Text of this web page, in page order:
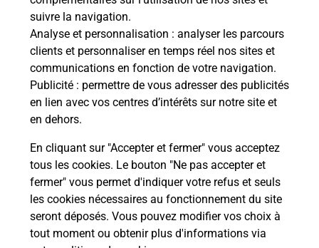
suivre la navigation.
Analyse et personnalisation : analyser les parcours
clients et personnaliser en temps réel nos sites et
communications en fonction de votre navigation.
Publicité : permettre de vous adresser des publicités
en lien avec vos centres d’intérêts sur notre site et
en dehors.
En cliquant sur "Accepter et fermer" vous acceptez
tous les cookies. Le bouton "Ne pas accepter et
fermer" vous permet d'indiquer votre refus et seuls
les cookies nécessaires au fonctionnement du site
seront déposés. Vous pouvez modifier vos choix à
tout moment ou obtenir plus d'informations via
Comment La Poste participe-t-elle
à votre sécurité au quotidien ?
Puis-je passer mon code de la route
avec La Poste et sous quelles
conditions ?
Localiser Liste Isère CHANTEPERIER